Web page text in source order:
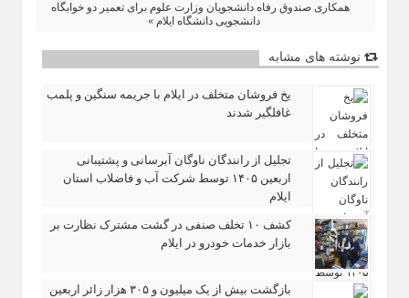
همکاری صندوق رفاه دانشجویان وزارت علوم برای تعمیر دو خوابگاه
دانشجویی دانشگاه ایلام »
نوشته های مشابه
یخ‌ فروشان متخلف در ایلام با جریمه سنگین و پلمب
غافلگیر شدند
تجلیل از رانندگان ناوگان آبرسانی و پشتیبانی
اربعین ۱۴۰۵ توسط شرکت آب و فاضلاب استان
ایلام
کشف ۱۰ تخلف صنفی در گشت مشترک نظارت بر
بازار خدمات خودرو در ایلام
بازگشت بیش از یک میلیون و ۳۰۵ هزار زائر اربعین